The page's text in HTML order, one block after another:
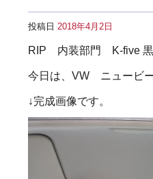
投稿日 2018年4月2日
RIP 内装部門 K-five 黒
今日は、VW ニュービー
↓完成画像です。